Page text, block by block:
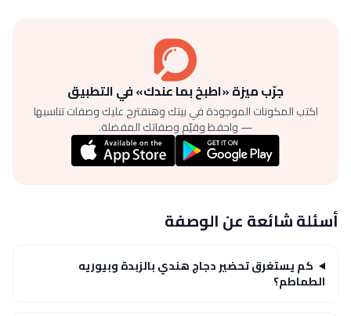
جرّب ميزة «اطبخ بما عندك» في التطبيق
اكتب المكونات الموجودة في بيتك وهنقترح عليك وصفات تناسبها
— واحفظ وقيّم وصفاتك المفضلة.
أسئلة شائعة عن الوصفة
كم يستغرق تحضير دجاج هندي بالزبدة وبيوريه
الطماطم؟